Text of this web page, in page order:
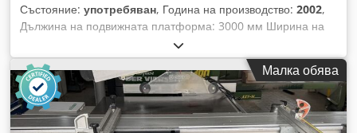
Състояние: употребяван, Година на производство: 2002,
Дължина на подвижната платформа: 3000 мм Ширина на
рязане при ограничителя за ширина: 1000 мм Ширина на
рязане при ограничителя за дължина: 3200 мм Дълбочина
на рязане: 154 мм Предварително рязане: не Регулиране
на височината на диска: електрическо / позиционен
контрол Наклонено регулиране на диска: електрическо /
позиционен контрол Регулиране на ограничителя за
Малка обява